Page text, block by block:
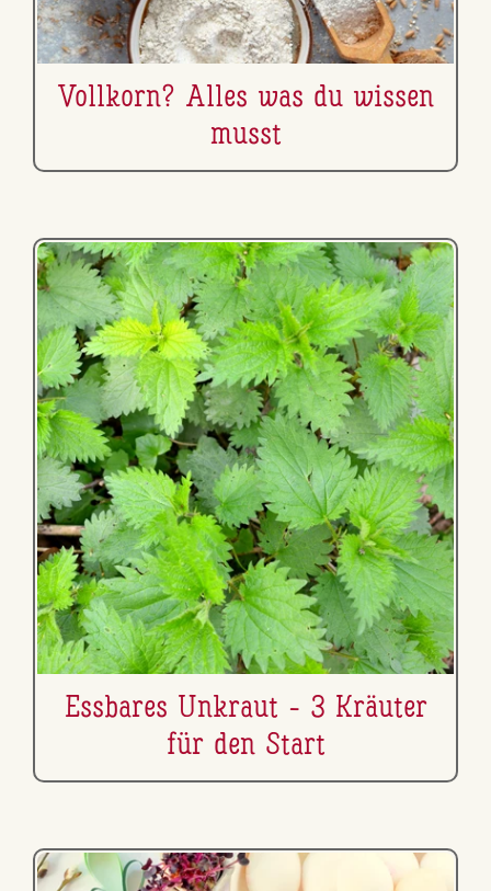
Vollkorn? Alles was du wissen
musst
Essbares Unkraut - 3 Kräuter
für den Start